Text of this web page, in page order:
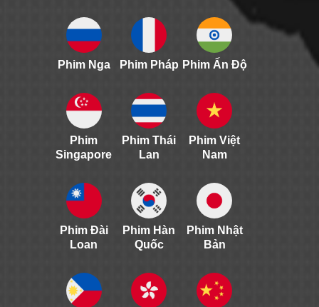
Phim Nga Phim Pháp Phim Ấn Độ
Phim
Singapore
Phim Thái
Lan
Phim Việt
Nam
Phim Đài
Loan
Phim Hàn
Quốc
Phim Nhật
Bản